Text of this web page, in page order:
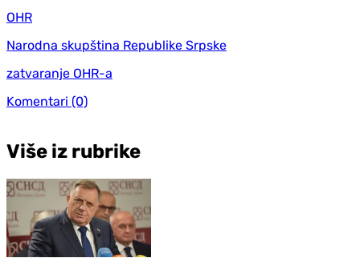
OHR
Narodna skupština Republike Srpske
zatvaranje OHR-a
Komentari (0)
Više iz rubrike